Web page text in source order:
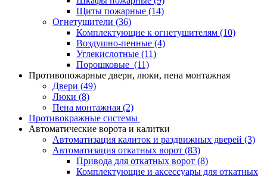
Щиты пожарные (14)
Огнетушители (36)
Комплектующие к огнетушителям (10)
Воздушно-пенные (4)
Углекислотные (11)
Порошковые (11)
Противопожарные двери, люки, пена монтажная
Двери (49)
Люки (8)
Пена монтажная (2)
Противокражные системы
Автоматические ворота и калитки
Автоматизация калиток и раздвижных дверей (3)
Автоматизация откатных ворот (83)
Привода для откатных ворот (8)
Комплектующие и аксессуары для откатных